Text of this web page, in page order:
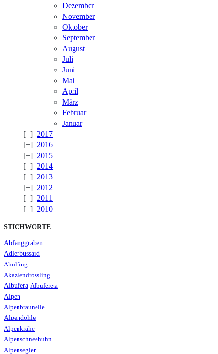
Dezember
November
Oktober
September
August
Juli
Juni
Mai
April
März
Februar
Januar
2017
2016
2015
2014
2013
2012
2011
2010
STICHWORTE
Abfanggraben
Adlerbussard
Aholfing
Akaziendrossling
Albufera Albufereta
Alpen
Alpenbraunelle
Alpendohle
Alpenkrähe
Alpenschneehuhn
Alpensegler